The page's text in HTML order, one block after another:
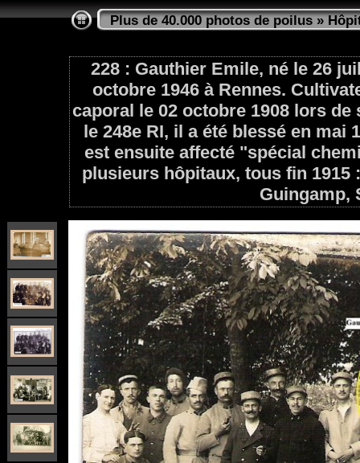
Plus de 40.000 photos de poilus»
228 : Gauthier Emile, né le 26
octobre 1946 à Rennes.
caporal le 02 octobre 1908 lors
le 248e RI, il a été blessé en mai
est ensuite affecté "spécial
plusieurs hôpitaux, tous fin 1915
Guingamp,